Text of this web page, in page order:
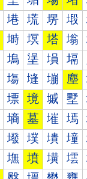
塂 塃 塄 塅
塒 塓 塔 塕
塢 塣 塤 塥
塲 塳 塴 塵
墂 境 墄 墅
墒 墓 墔 墕
墢 墣 墤 墥
墲 墳 墴 墵